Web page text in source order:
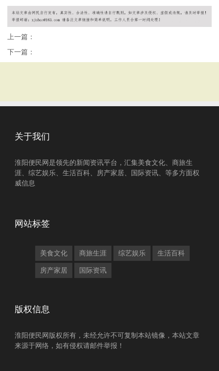
上一篇：
下一篇：
关于我们
淮阳便民网是领先的新闻资讯平台，汇集美食文化、商旅生
涯、综艺娱乐、生活百科、房产家居、国际资讯、等多方面权
威信息
网站标签
美食文化 商旅生涯 综艺娱乐 生活百科
房产家居 国际资讯
版权信息
淮阳便民网版权所有，未经允许不可复制本站镜像，本站文章
来源于网络，如有侵权请邮件举报！